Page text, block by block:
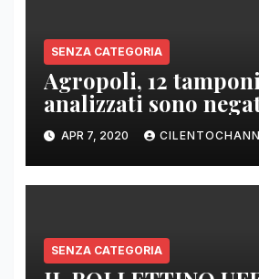
SENZA CATEGORIA
Agropoli, 12
analizzati sono
APR 7, 2020
SENZA CATEGORIA